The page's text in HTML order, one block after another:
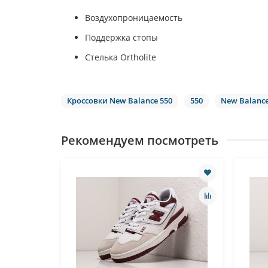
Воздухопроницаемость
Поддержка стопы
Стелька Ortholite
Кроссовки New Balance 550 550 New
Рекомендуем посмотреть